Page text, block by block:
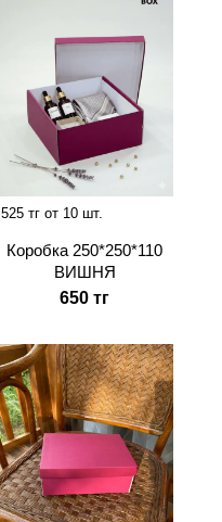
525 тг от 10 шт.
Коробка 250*250*110
ВИШНЯ
650 тг